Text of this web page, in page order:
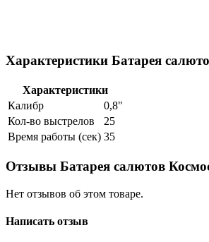
Характеристики Батарея
Характеристики
Калибр
0,8"
Кол-во выстрелов
25
Время работы (сек) 35
Отзывы Батарея салютов
Нет отзывов об этом товаре.
Написать отзыв